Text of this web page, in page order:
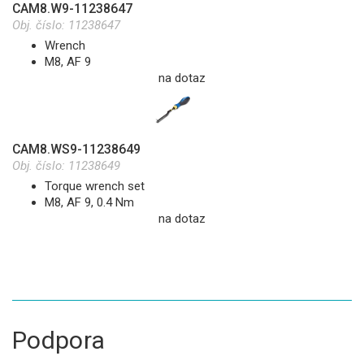
CAM8.W9-11238647
Obj. číslo: 11238647
Wrench
M8, AF 9
na dotaz
CAM8.WS9-11238649
Obj. číslo: 11238649
Torque wrench set
M8, AF 9, 0.4 Nm
na dotaz
Podpora